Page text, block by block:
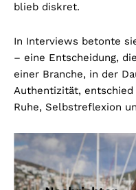
blieb diskret.
In Interviews betonte
– eine Entscheidung,
einer Branche, in der
Authentizität,
Ruhe, Selbstreflexion